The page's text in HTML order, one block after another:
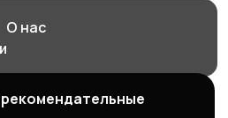
О нас
| Работа |